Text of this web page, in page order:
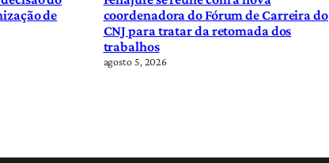
de
coordenadora do Fórum de Carreira do
CNJ para tratar da retomada dos
trabalhos
agosto 5, 2026